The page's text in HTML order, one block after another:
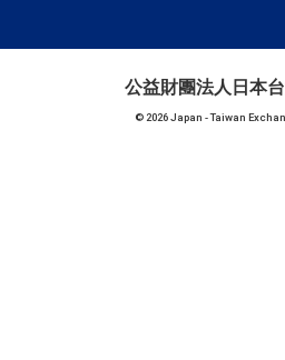
公益財團法人日本
© 2026 Japan - Taiwan